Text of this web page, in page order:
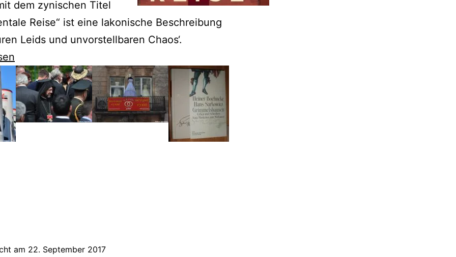
dem zynischen Titel
Reise“ ist eine lakonische Beschreibung
Leids und unvorstellbaren Chaos‘.
am 22. September 2017